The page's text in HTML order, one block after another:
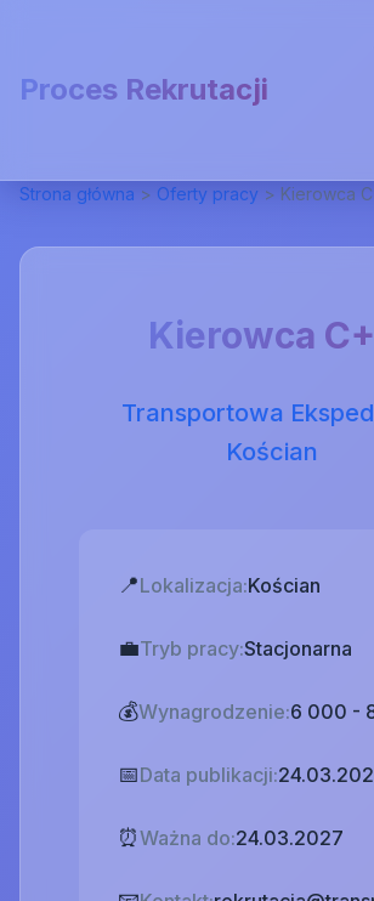
Proces Rekrutacji
Strona główna > Oferty pracy > Kierowca
Kierowca
Transportowa
Kościan
📍Lokalizacja:Kościan
💼Tryb pracy:Stacjonarna
💰Wynagrodzenie:6 000 -
📅Data publikacji:
⏰Ważna do:24.03.2027